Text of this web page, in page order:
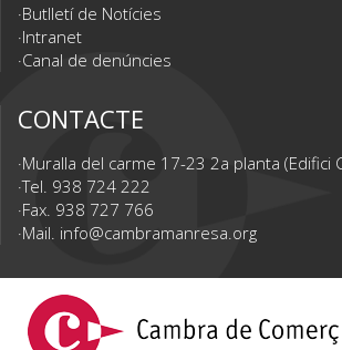
Butlletí de Notícies
Intranet
Canal de denúncies
CONTACTE
Muralla del carme 17-23 2a planta (Edifici
Tel. 938 724 222
Fax. 938 727 766
Mail. info@cambramanresa.org